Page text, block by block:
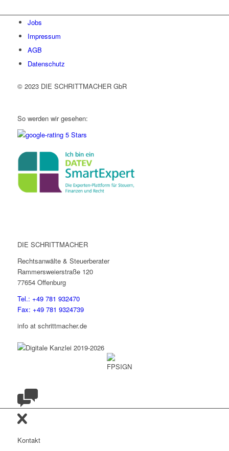
Jobs
Impressum
AGB
Datenschutz
© 2023 DIE SCHRITTMACHER GbR
So werden wir gesehen:
DIE SCHRITTMACHER
Rechtsanwälte & Steuerberater
Rammersweierstraße 120
77654 Offenburg
Tel.: +49 781 932470
Fax: +49 781 9324739
info at schrittmacher.de
Kontakt